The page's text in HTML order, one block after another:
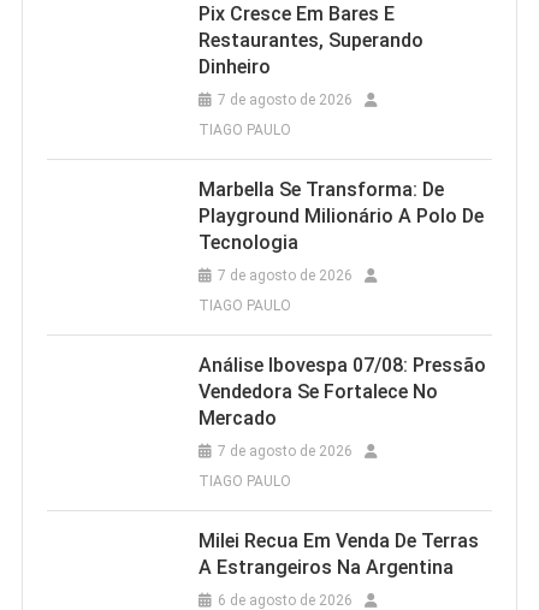
Pix Cresce Em Bares E
Restaurantes, Superando
Dinheiro
7 de agosto de 2026
TIAGO PAULO
Marbella Se Transforma: De
Playground Milionário A Polo De
Tecnologia
7 de agosto de 2026
TIAGO PAULO
Análise Ibovespa 07/08: Pressão
Vendedora Se Fortalece No
Mercado
7 de agosto de 2026
TIAGO PAULO
Milei Recua Em Venda De Terras
A Estrangeiros Na Argentina
6 de agosto de 2026